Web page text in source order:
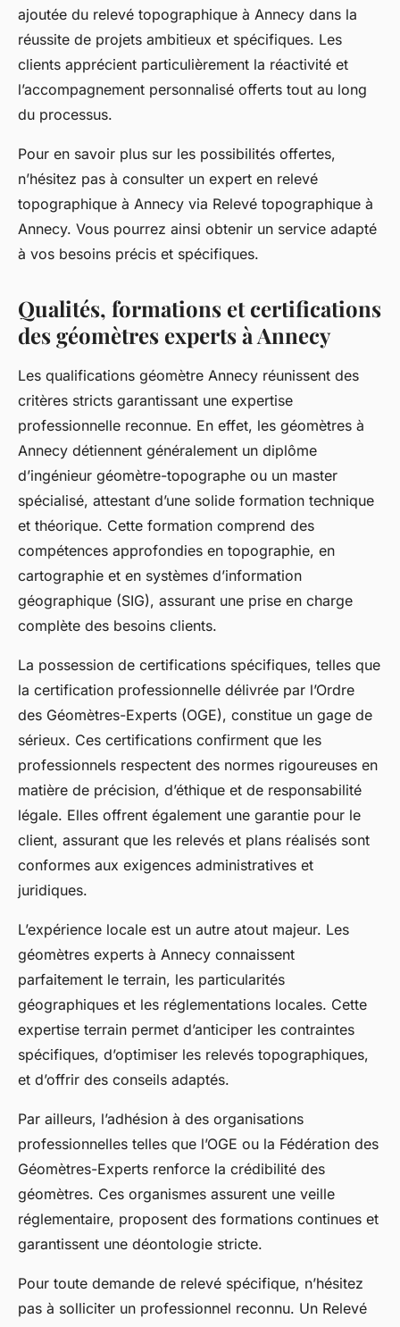
ajoutée du relevé topographique à Annecy dans la
réussite de projets ambitieux et spécifiques. Les
clients apprécient particulièrement la réactivité et
l’accompagnement personnalisé offerts tout au long
du processus.
Pour en savoir plus sur les possibilités offertes,
n’hésitez pas à consulter un expert en relevé
topographique à Annecy via Relevé topographique à
Annecy. Vous pourrez ainsi obtenir un service adapté
à vos besoins précis et spécifiques.
Qualités, formations et certifications
des géomètres experts à Annecy
Les qualifications géomètre Annecy réunissent des
critères stricts garantissant une expertise
professionnelle reconnue. En effet, les géomètres à
Annecy détiennent généralement un diplôme
d’ingénieur géomètre-topographe ou un master
spécialisé, attestant d’une solide formation technique
et théorique. Cette formation comprend des
compétences approfondies en topographie, en
cartographie et en systèmes d’information
géographique (SIG), assurant une prise en charge
complète des besoins clients.
La possession de certifications spécifiques, telles que
la certification professionnelle délivrée par l’Ordre
des Géomètres-Experts (OGE), constitue un gage de
sérieux. Ces certifications confirment que les
professionnels respectent des normes rigoureuses en
matière de précision, d’éthique et de responsabilité
légale. Elles offrent également une garantie pour le
client, assurant que les relevés et plans réalisés sont
conformes aux exigences administratives et
juridiques.
L’expérience locale est un autre atout majeur. Les
géomètres experts à Annecy connaissent
parfaitement le terrain, les particularités
géographiques et les réglementations locales. Cette
expertise terrain permet d’anticiper les contraintes
spécifiques, d’optimiser les relevés topographiques,
et d’offrir des conseils adaptés.
Par ailleurs, l’adhésion à des organisations
professionnelles telles que l’OGE ou la Fédération des
Géomètres-Experts renforce la crédibilité des
géomètres. Ces organismes assurent une veille
réglementaire, proposent des formations continues et
garantissent une déontologie stricte.
Pour toute demande de relevé spécifique, n’hésitez
pas à solliciter un professionnel reconnu. Un Relevé